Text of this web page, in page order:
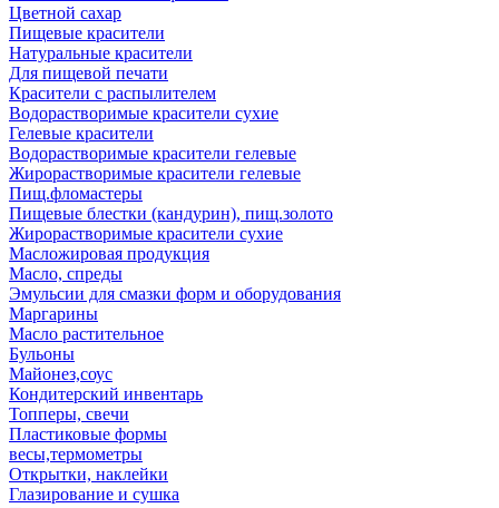
Цветной сахар
Пищевые красители
Натуральные красители
Для пищевой печати
Красители с распылителем
Водорастворимые красители сухие
Гелевые красители
Водорастворимые красители гелевые
Жирорастворимые красители гелевые
Пищ.фломастеры
Пищевые блестки (кандурин), пищ.золото
Жирорастворимые красители сухие
Масложировая продукция
Масло, спреды
Эмульсии для смазки форм и оборудования
Маргарины
Масло растительное
Бульоны
Майонез,соус
Кондитерский инвентарь
Топперы, свечи
Пластиковые формы
весы,термометры
Открытки, наклейки
Глазирование и сушка